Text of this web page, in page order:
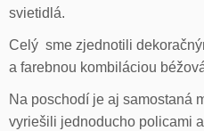
svietidlá.
Celý sme zjednotili
a farebnou kombiláciou
Na poschodí je aj samostaná
vyriešili jednoducho policami